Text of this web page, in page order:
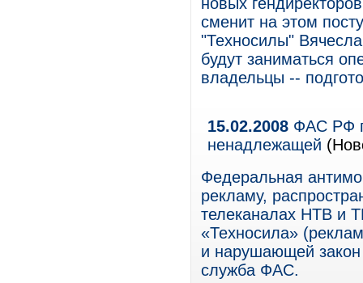
сменит на этом
"Техносилы"
будут заниматься
владельцы --
15.02.2008 ФАС РФ
ненадлежащей
Федеральная
рекламу,
телеканалах НТВ и
«Техносила»
и нарушающей
служба ФАС.